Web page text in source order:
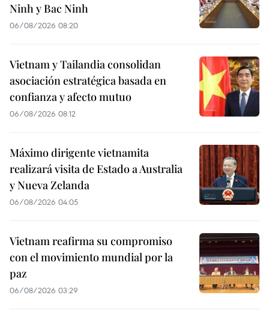
Ninh y Bac Ninh
06/08/2026 08:20
Vietnam y Tailandia consolidan
asociación estratégica basada en
confianza y afecto mutuo
06/08/2026 08:12
Máximo dirigente vietnamita
realizará visita de Estado a Australia
y Nueva Zelanda
06/08/2026 04:05
Vietnam reafirma su compromiso
con el movimiento mundial por la
paz
06/08/2026 03:29